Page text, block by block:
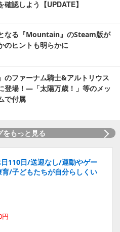
確認しよう【UPDATE】
なる『Mountain』のSteam版が
のヒントも明らかに
のファーナム騎士&アルトリウス
登場！―「太陽万歳！」等のメッ
で付属
をもっと見る
110日/送迎なし/運動やゲー
/子どもたちが自分らしくい
円